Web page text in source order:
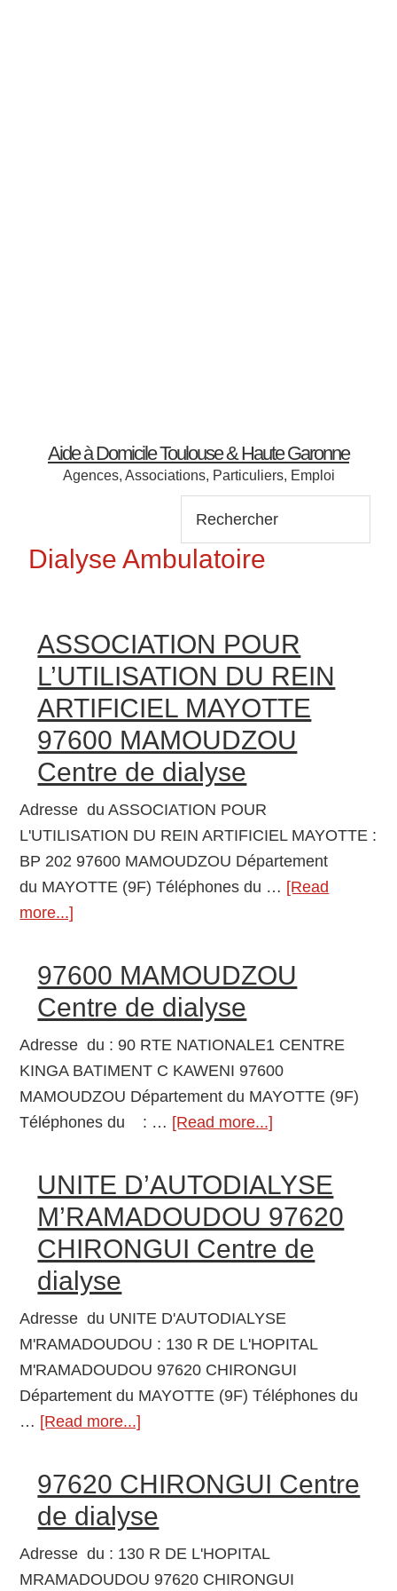
Aide à Domicile Toulouse & Haute Garonne
Agences, Associations, Particuliers, Emploi
When autocomplete results are available use up and
When autocomplete results are available use up and
Dialyse Ambulatoire
ASSOCIATION POUR
L’UTILISATION DU REIN
ARTIFICIEL MAYOTTE
97600 MAMOUDZOU
Centre de dialyse
Adresse du ASSOCIATION POUR
L'UTILISATION DU REIN ARTIFICIEL MAYOTTE :
BP 202 97600 MAMOUDZOU Département
du MAYOTTE (9F) Téléphones du … [Read
more...]
POUR
L’UTILISATION
DU
REIN
ARTIFICIEL
MAYOTTE
97600
de
dialyse
97600 MAMOUDZOU
Centre de dialyse
Adresse du : 90 RTE NATIONALE1 CENTRE
KINGA BATIMENT C KAWENI 97600
MAMOUDZOU Département du MAYOTTE (9F)
Téléphones du : … [Read more...]
MAMOUDZOU
Centre
de
dialyse
UNITE D’AUTODIALYSE
M’RAMADOUDOU 97620
CHIRONGUI Centre de
dialyse
Adresse du UNITE D'AUTODIALYSE
M'RAMADOUDOU : 130 R DE L'HOPITAL
M'RAMADOUDOU 97620 CHIRONGUI
Département du MAYOTTE (9F) Téléphones du
… [Read more...]
D’AUTODIALYSE
M’RAMADOUDOU
97620
CHIRONGUI
Centre
97620 CHIRONGUI Centre
de dialyse
Adresse du : 130 R DE L'HOPITAL
MRAMADOUDOU 97620 CHIRONGUI